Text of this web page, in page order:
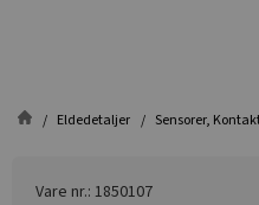
Eldedetaljer Sensorer,
Vare nr.: 1850107